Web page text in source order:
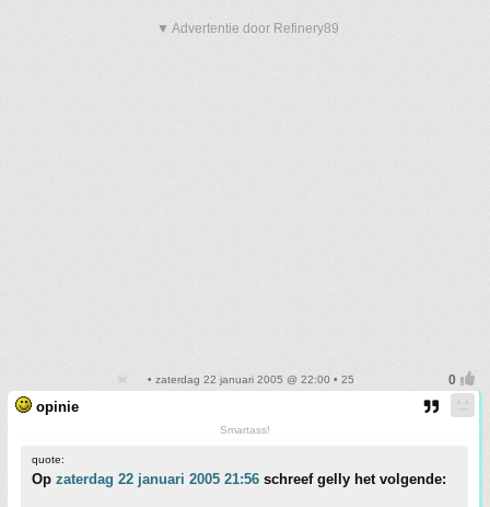
▼ Advertentie door Refinery89
• zaterdag 22 januari 2005 @ 22:00 • 25
opinie
Smartass!
quote:
Op zaterdag 22 januari 2005 21:56 schreef gelly het volgende: